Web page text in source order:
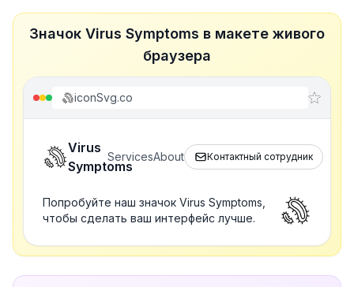
Значок Virus Symptoms в макете живого
браузера
iconSvg.co
Virus
Symptoms
ServicesAbout Контактный сотрудник
Попробуйте наш значок Virus Symptoms,
чтобы сделать ваш интерфейс лучше.